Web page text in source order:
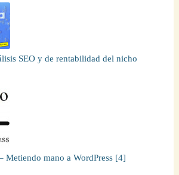
SEO y de rentabilidad del nicho
Metiendo mano a WordPress [4]